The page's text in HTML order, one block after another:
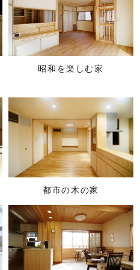
昭和を楽しむ家
都市の木の家